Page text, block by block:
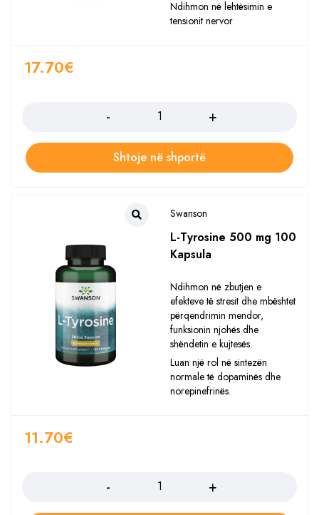
Ndihmon në lehtësimin e
tensionit nervor
17.70€
Shtoje në shportë
Swanson
L-Tyrosine 500 mg 100
Kapsula
Ndihmon në zbutjen e
efekteve të stresit dhe mbështet
përqendrimin mendor,
funksionin njohës dhe
shëndetin e kujtesës.
Luan një rol në sintezën
normale të dopaminës dhe
norepinefrinës.
11.70€